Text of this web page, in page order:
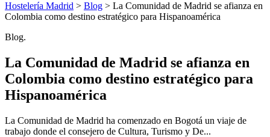
Hostelería Madrid > Blog > La Comunidad de Madrid se afianza en
Colombia como destino estratégico para Hispanoamérica
Blog.
La Comunidad de Madrid se afianza en
Colombia como destino estratégico para
Hispanoamérica
La Comunidad de Madrid ha comenzado en Bogotá un viaje de
trabajo donde el consejero de Cultura, Turismo y De...